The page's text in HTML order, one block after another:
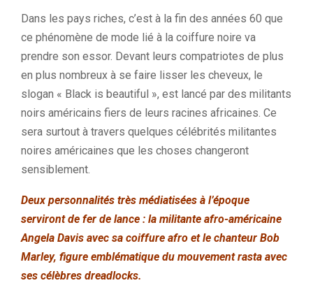
Dans les pays riches, c’est à la fin des années 60 que
ce phénomène de mode lié à la coiffure noire va
prendre son essor. Devant leurs compatriotes de plus
en plus nombreux à se faire lisser les cheveux, le
slogan « Black is beautiful », est lancé par des militants
noirs américains fiers de leurs racines africaines. Ce
sera surtout à travers quelques célébrités militantes
noires américaines que les choses changeront
sensiblement.
Deux personnalités très médiatisées à l’époque
serviront de fer de lance : la militante afro-américaine
Angela Davis avec sa coiffure afro et le chanteur Bob
Marley, figure emblématique du mouvement rasta avec
ses célèbres dreadlocks.